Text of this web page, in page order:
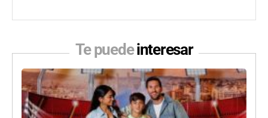
Te puedeinteresar